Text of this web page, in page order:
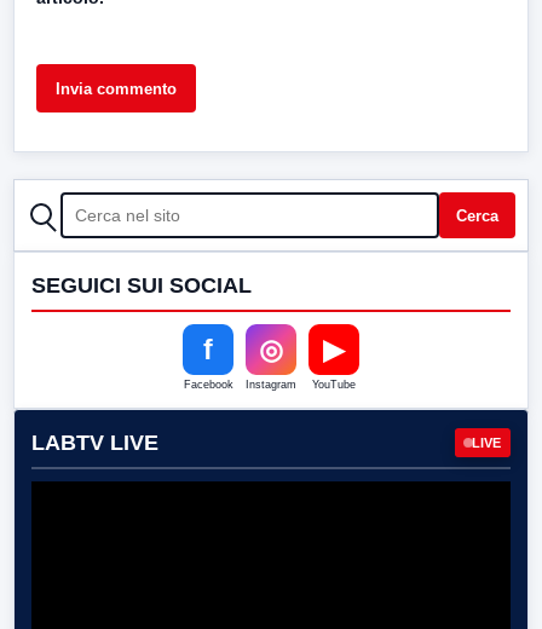
CERCA Cerca
SEGUICI SUI SOCIAL
f
Facebook
◎
Instagram
▶
YouTube
LABTV LIVE LIVE